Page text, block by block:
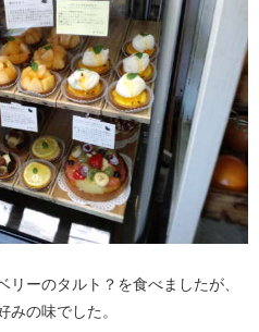
リーのタルト？を食べましたが、
の味でした。